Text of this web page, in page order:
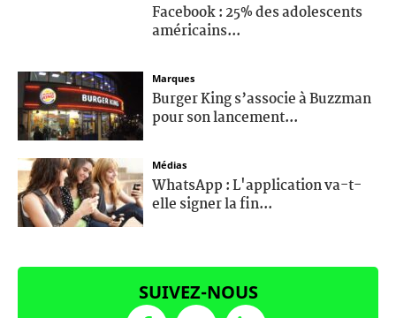
Facebook : 25% des adolescents
américains...
Marques
Burger King s’associe à Buzzman
pour son lancement...
Médias
WhatsApp : L'application va-t-
elle signer la fin...
SUIVEZ-NOUS